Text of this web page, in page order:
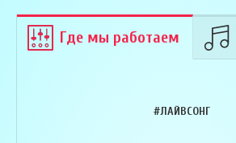
Где мы работаем
#ЛАЙВСОНГ
Армен Алавердян